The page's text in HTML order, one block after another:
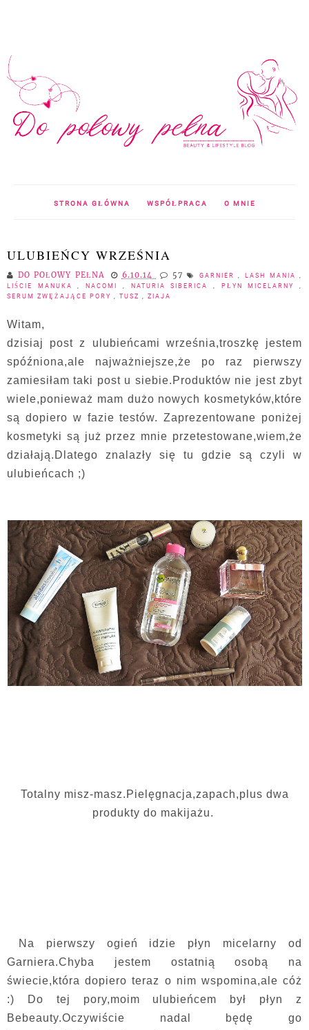
STRONA GŁÓWNA WSPÓŁPRACA O MNIE
ULUBIEŃCY WRZEŚNIA
DO POŁOWY PEŁNA 6.10.14 57 GARNIER LASH MANIA
LIŚCIE MANUKA
NACOMI NATURIA SIBERICA PŁYN MICELARNY
SERUM ZWĘŻAJĄCE PORY
TUSZ ZIAJA
Witam,
dzisiaj post z ulubieńcami września,troszkę jestem
spóźniona,ale najważniejsze,że po raz pierwszy
zamiesiłam taki post u siebie.Produktów nie jest zbyt
wiele,ponieważ mam dużo nowych kosmetyków,które
są dopiero w fazie testów. Zaprezentowane poniżej
kosmetyki są już przez mnie przetestowane,wiem,że
działają.Dlatego znalazły się tu gdzie są czyli w
ulubieńcach ;)
Totalny misz-masz.Pielęgnacja,zapach,plus dwa
produkty do makijażu.
Na pierwszy ogień idzie płyn micelarny od
Garniera.Chyba jestem ostatnią osobą na
świecie,która dopiero teraz o nim wspomina,ale cóż
:) Do tej pory,moim ulubieńcem był płyn z
Bebeauty.Oczywiście nadal będę go